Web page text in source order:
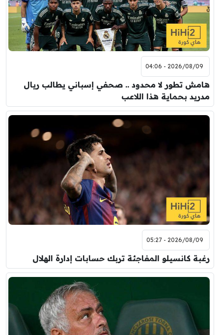
2026/08/09 - 04:06
هامش تطور لا محدود .. صحفي إسباني يطالب ريال
مدريد بحماية هذا اللاعب
2026/08/09 - 05:27
رغبة كانسيلو المفاجئة تربك حسابات إدارة الهلال